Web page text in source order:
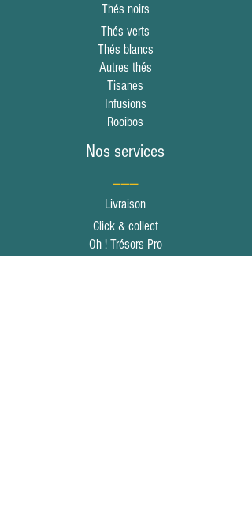
Thés noirs
Thés verts
Thés blancs
Autres thés
Tisanes
Infusions
Rooibos
Nos services
Livraison
Click & collect
Oh ! Trésors Pro